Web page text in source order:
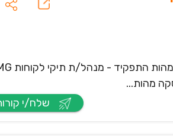
מהות...